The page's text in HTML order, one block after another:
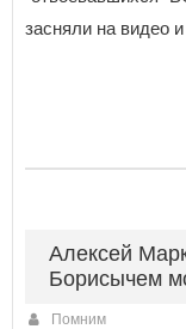
засняли на видео
Алексей
Борисычем
Помним